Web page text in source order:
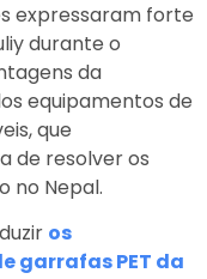
expressaram forte
durante o
da
equipamentos de
que
de resolver os
no Nepal.
os
garrafas PET da